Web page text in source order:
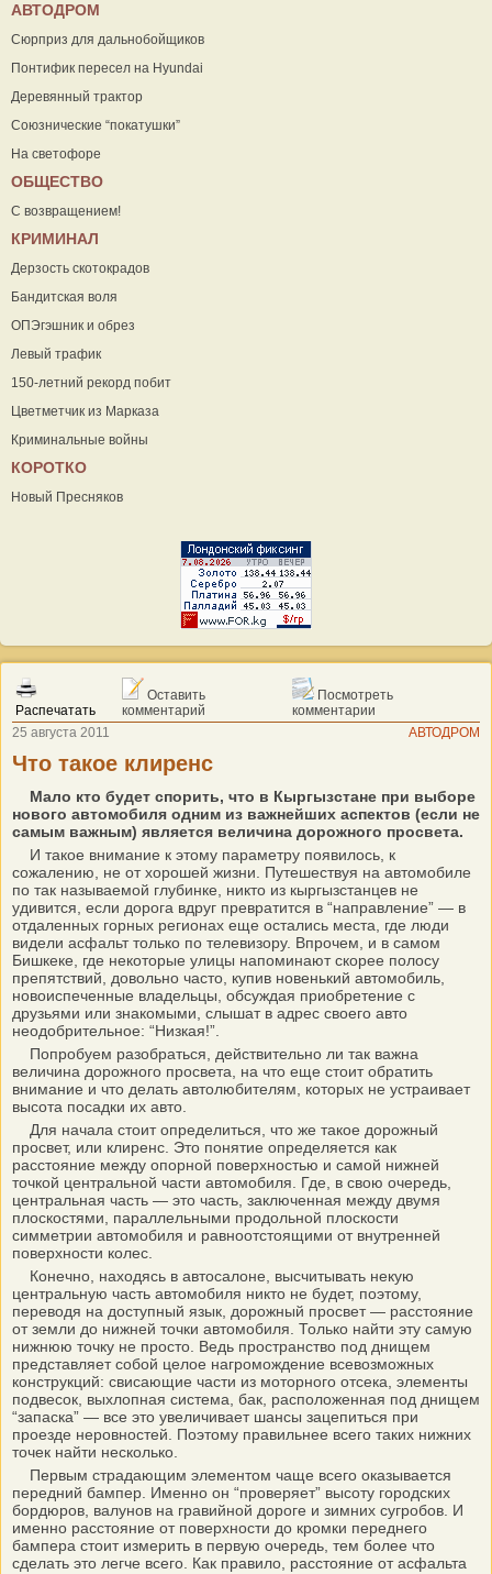
АВТОДРОМ
Сюрприз для дальнобойщиков
Понтифик пересел на Hyundai
Деревянный трактор
Союзнические “покатушки”
На светофоре
ОБЩЕСТВО
С возвращением!
КРИМИНАЛ
Дерзость скотокрадов
Бандитская воля
ОПЭгэшник и обрез
Левый трафик
150-летний рекорд побит
Цветметчик из Марказа
Криминальные войны
КОРОТКО
Новый Пресняков
Распечатать
Оставить
комментарий
Посмотреть
комментарии
25 августа 2011
АВТОДРОМ
Что такое клиренс
Мало кто будет спорить, что в Кыргызстане при выборе
нового автомобиля одним из важнейших аспектов (если не
самым важным) является величина дорожного просвета.
И такое внимание к этому параметру появилось, к
сожалению, не от хорошей жизни. Путешествуя на автомобиле
по так называемой глубинке, никто из кыргызстанцев не
удивится, если дорога вдруг превратится в “направление” — в
отдаленных горных регионах еще остались места, где люди
видели асфальт только по телевизору. Впрочем, и в самом
Бишкеке, где некоторые улицы напоминают скорее полосу
препятствий, довольно часто, купив новенький автомобиль,
новоиспеченные владельцы, обсуждая приобретение с
друзьями или знакомыми, слышат в адрес своего авто
неодобрительное: “Низкая!”.
Попробуем разобраться, действительно ли так важна
величина дорожного просвета, на что еще стоит обратить
внимание и что делать автолюбителям, которых не устраивает
высота посадки их авто.
Для начала стоит определиться, что же такое дорожный
просвет, или клиренс. Это понятие определяется как
расстояние между опорной поверхностью и самой нижней
точкой центральной части автомобиля. Где, в свою очередь,
центральная часть — это часть, заключенная между двумя
плоскостями, параллельными продольной плоскости
симметрии автомобиля и равноотстоящими от внутренней
поверхности колес.
Конечно, находясь в автосалоне, высчитывать некую
центральную часть автомобиля никто не будет, поэтому,
переводя на доступный язык, дорожный просвет — расстояние
от земли до нижней точки автомобиля. Только найти эту самую
нижнюю точку не просто. Ведь пространство под днищем
представляет собой целое нагромождение всевозможных
конструкций: свисающие части из моторного отсека, элементы
подвесок, выхлопная система, бак, расположенная под днищем
“запаска” — все это увеличивает шансы зацепиться при
проезде неровностей. Поэтому правильнее всего таких нижних
точек найти несколько.
Первым страдающим элементом чаще всего оказывается
передний бампер. Именно он “проверяет” высоту городских
бордюров, валунов на гравийной дороге и зимних сугробов. И
именно расстояние от поверхности до кромки переднего
бампера стоит измерить в первую очередь, тем более что
сделать это легче всего. Как правило, расстояние от асфальта